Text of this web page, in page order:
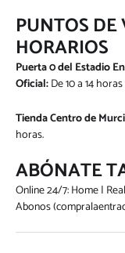
PUNTOS DE
HORARIOS
Puerta 0 del Estadio
Oficial:De 10 a 14
Tienda Centro de
horas.
ABÓNATE
Online 24/7:Home |
Abonos